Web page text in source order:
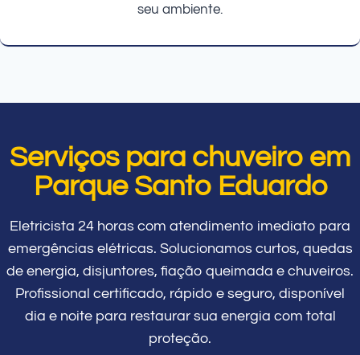
seu ambiente.
Serviços para chuveiro em
Parque Santo Eduardo
Eletricista 24 horas com atendimento imediato para
emergências elétricas. Solucionamos curtos, quedas
de energia, disjuntores, fiação queimada e chuveiros.
Profissional certificado, rápido e seguro, disponível
dia e noite para restaurar sua energia com total
proteção.